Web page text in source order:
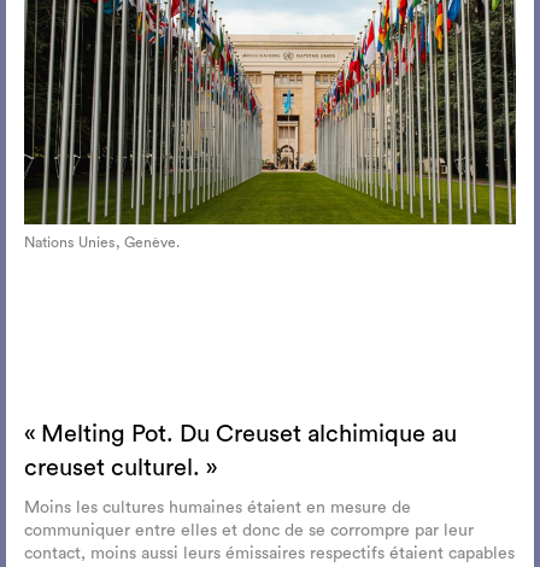
Nations Unies, Genève.
« Melting Pot. Du Creuset alchimique au
creuset culturel. »
Moins les cultures humaines étaient en mesure de
communiquer entre elles et donc de se corrompre par leur
contact, moins aussi leurs émissaires respectifs étaient capables